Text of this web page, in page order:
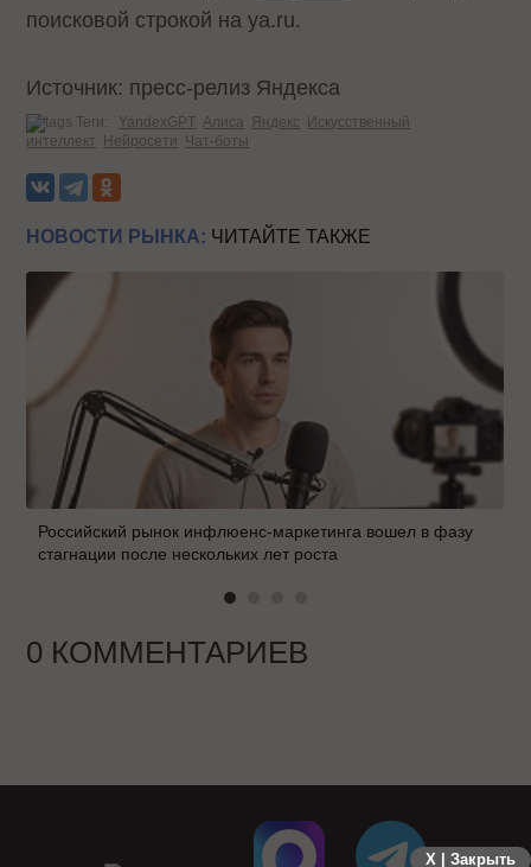
поисковой строкой на ya.ru.
Источник: пресс-релиз Яндекса
Теги: YandexGPT Алиса Яндекс
Искусственный
интеллект
Нейросети Чат-боты
НОВОСТИ РЫНКА: ЧИТАЙТЕ ТАКЖЕ
Российский рынок инфлюенс-маркетинга вошел в фазу
стагнации после нескольких лет роста
0 КОММЕНТАРИЕВ
X | Закрыть